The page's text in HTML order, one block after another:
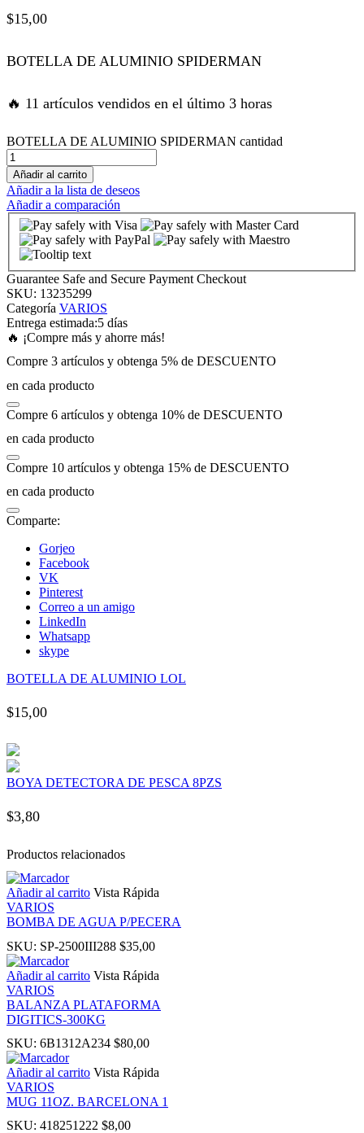
panel
satın al
satın al
panel
panel
panel
panel
panel
panel
panel
panel
panel
panel
panel
panel
panel
panel
panel
panel
panel
panel
$15,00
BOTELLA DE ALUMINIO SPIDERMAN
🔥 11 artículos vendidos en el último 3 horas
BOTELLA DE ALUMINIO SPIDERMAN cantidad
Añadir al carrito
Añadir a la lista de deseos
Añadir a comparación
Guarantee Safe and Secure Payment Checkout
SKU: 13235299
Categoría VARIOS
Entrega estimada:5 días
🔥 ¡Compre más y ahorre más!
Compre 3 artículos y obtenga 5% de DESCUENTO
en cada producto
Compre 6 artículos y obtenga 10% de DESCUENTO
en cada producto
Compre 10 artículos y obtenga 15% de DESCUENTO
en cada producto
Comparte:
Gorjeo
Facebook
VK
Pinterest
Correo a un amigo
LinkedIn
Whatsapp
skype
BOTELLA DE ALUMINIO LOL
$15,00
BOYA DETECTORA DE PESCA 8PZS
$3,80
Productos relacionados
Añadir al carrito Vista Rápida
VARIOS
BOMBA DE AGUA P/PECERA
SKU: SP-2500III288 $35,00
Añadir al carrito Vista Rápida
VARIOS
BALANZA PLATAFORMA
DIGITICS-300KG
SKU: 6B1312A234 $80,00
Añadir al carrito Vista Rápida
VARIOS
MUG 11OZ. BARCELONA 1
SKU: 418251222 $8,00